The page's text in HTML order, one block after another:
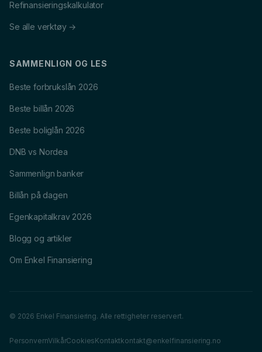
Refinansieringskalkulator
Se alle verktøy →
SAMMENLIGN OG LES
Beste forbrukslån 2026
Beste billån 2026
Beste boliglån 2026
DNB vs Nordea
Sammenlign banker
Billån på dagen
Egenkapitalkrav 2026
Blogg og artikler
Om Enkel Finansiering
© 2026 Enkel Finansiering. Alle rettigheter reservert.
PersonvernVilkårCookiesKontaktkontakt@enkelfinansiering.no